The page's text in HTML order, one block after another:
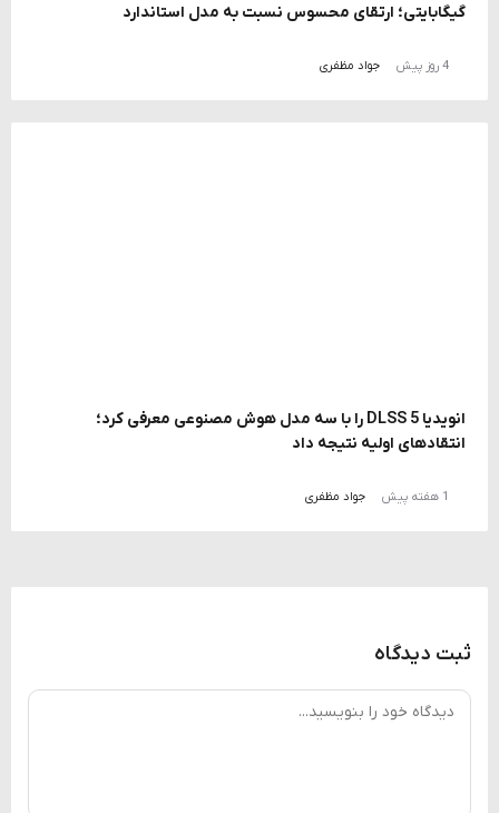
گیگابایتی؛ ارتقای محسوس نسبت به مدل استاندارد
4 روز پیش جواد مظفری
انویدیا DLSS 5 را با سه مدل هوش مصنوعی معرفی کرد؛
انتقادهای اولیه نتیجه داد
1 هفته پیش جواد مظفری
ثبت دیدگاه